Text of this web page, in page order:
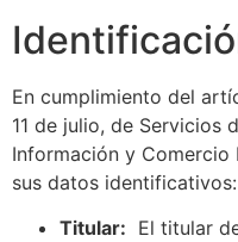
En cumplimiento del
11 de julio, de Servicios
Información y
sus datos identificativos:
Titular: El titular